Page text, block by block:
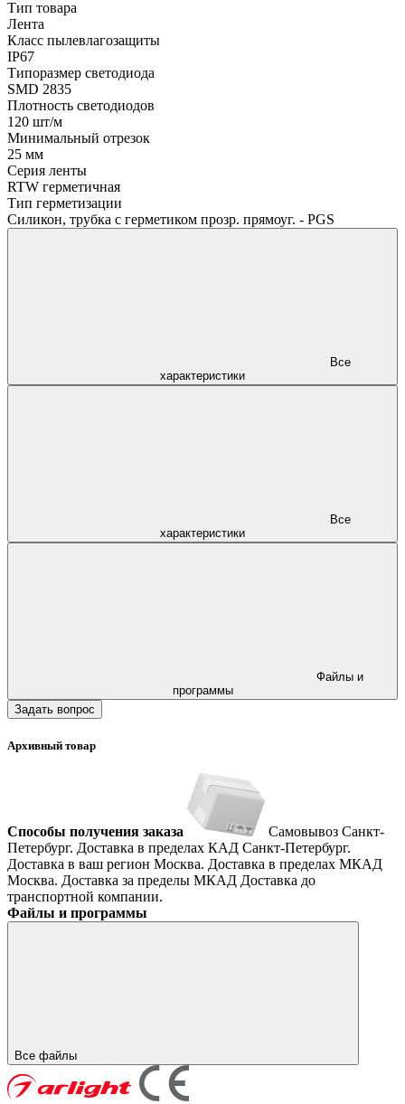
Тип товара
Лента
Класс пылевлагозащиты
IP67
Типоразмер светодиода
SMD 2835
Плотность светодиодов
120 шт/м
Минимальный отрезок
25 мм
Серия ленты
RTW герметичная
Тип герметизации
Силикон, трубка с герметиком прозр. прямоуг. - PGS
характеристики
характеристики
программы
Задать вопрос
Архивный товар
Способы получения заказа Самовывоз Санкт-
Петербург. Доставка в пределах КАД Санкт-Петербург.
Доставка в ваш регион Москва. Доставка в пределах МКАД
Москва. Доставка за пределы МКАД Доставка до
транспортной компании.
Файлы и программы
Все файлы